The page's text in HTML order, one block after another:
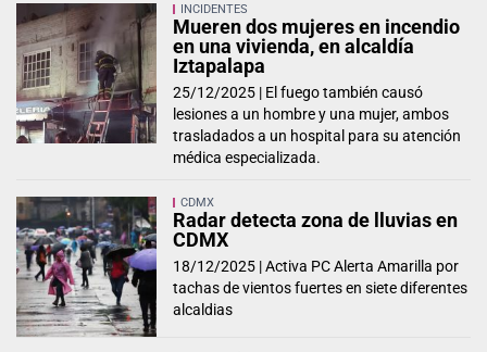
INCIDENTES
Mueren dos mujeres en incendio
en una vivienda, en alcaldía
Iztapalapa
25/12/2025 | El fuego también causó
lesiones a un hombre y una mujer, ambos
trasladados a un hospital para su atención
médica especializada.
CDMX
Radar detecta zona de lluvias en
CDMX
18/12/2025 |Activa PC Alerta Amarilla por
tachas de vientos fuertes en siete diferentes
alcaldias